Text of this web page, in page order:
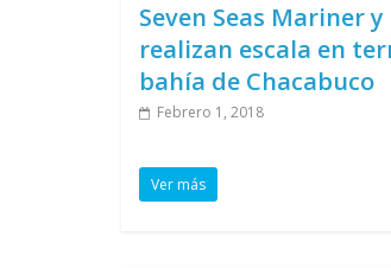
Seven Seas Mariner
realizan escala en
bahía de Chacabuco
Febrero 1, 2018
Ver más